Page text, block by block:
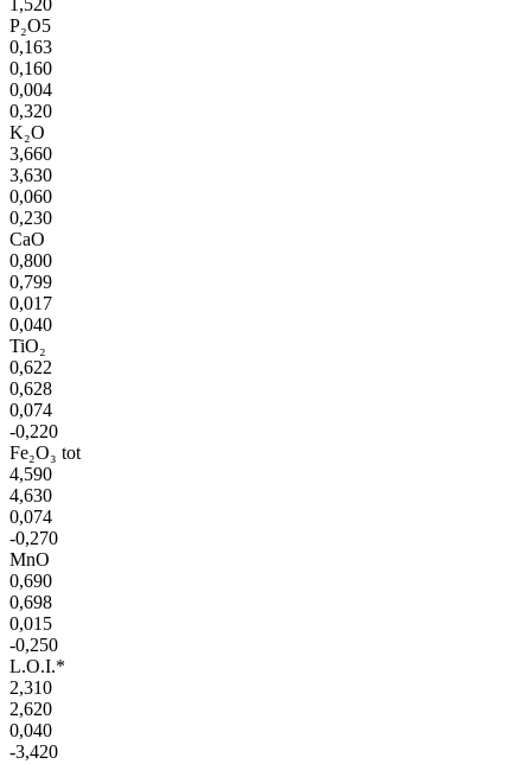
1,520
P₂O5
0,163
0,160
0,004
0,320
K₂O
3,660
3,630
0,060
0,230
CaO
0,800
0,799
0,017
0,040
TiO₂
0,622
0,628
0,074
-0,220
Fe₂O₃ tot
4,590
4,630
0,074
-0,270
MnO
0,690
0,698
0,015
-0,250
L.O.I.*
2,310
2,620
0,040
-3,420